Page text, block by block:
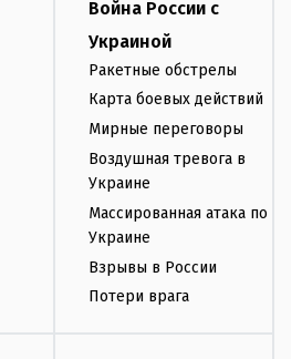
Война России с
Украиной
Ракетные обстрелы
Карта боевых действий
Мирные переговоры
Воздушная тревога в
Украине
Массированная атака по
Украине
Взрывы в России
Потери врага